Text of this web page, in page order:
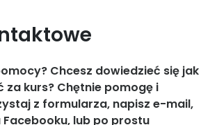
Chcesz dowiedzieć się jak
za kurs? Chętnie pomogę i
z formularza, napisz e-mail,
lub po prostu